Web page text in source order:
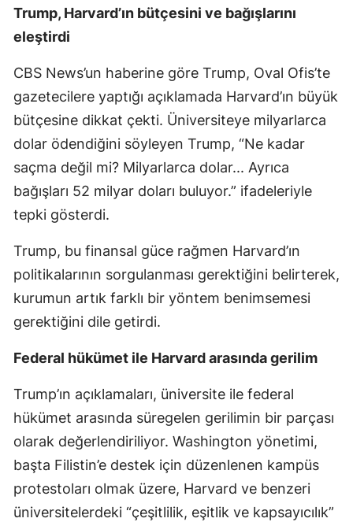
Trump, Harvard’ın bütçesini ve bağışlarını
eleştirdi
CBS News’un haberine göre Trump, Oval Ofis’te
gazetecilere yaptığı açıklamada Harvard’ın büyük
bütçesine dikkat çekti. Üniversiteye milyarlarca
dolar ödendiğini söyleyen Trump, “Ne kadar
saçma değil mi? Milyarlarca dolar... Ayrıca
bağışları 52 milyar doları buluyor.” ifadeleriyle
tepki gösterdi.
Trump, bu finansal güce rağmen Harvard’ın
politikalarının sorgulanması gerektiğini belirterek,
kurumun artık farklı bir yöntem benimsemesi
gerektiğini dile getirdi.
Federal hükümet ile Harvard arasında gerilim
Trump’ın açıklamaları, üniversite ile federal
hükümet arasında süregelen gerilimin bir parçası
olarak değerlendiriliyor. Washington yönetimi,
başta Filistin’e destek için düzenlenen kampüs
protestoları olmak üzere, Harvard ve benzeri
üniversitelerdeki “çeşitlilik, eşitlik ve kapsayıcılık”